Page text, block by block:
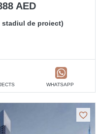
AED
stadiul de proiect)
WHATSAPP